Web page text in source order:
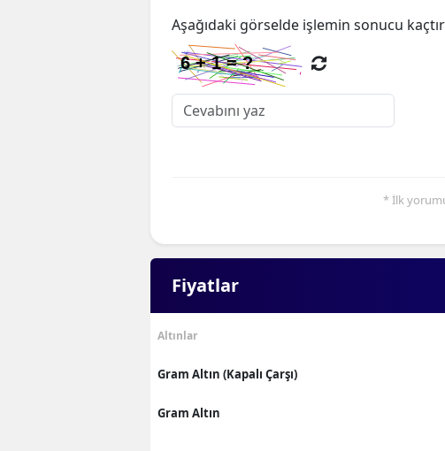
Aşağıdaki görselde işlemin sonucu kaçtır
* İlk
Fiyatlar
Altınlar
Gram Altın (Kapalı Çarşı)
Gram Altın